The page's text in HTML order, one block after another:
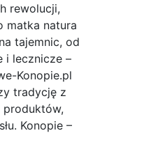
rewolucji,
matka natura
tajemnic, od
i lecznicze –
Konopie.pl
tradycję z
produktów,
Konopie –